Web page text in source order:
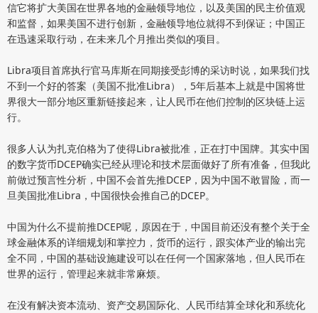
信它将扩大美国在世界各地的金融领导地位，以及美国的民主价值观
和监督，如果美国不进行创新，金融领导地位就得不到保证；中国正
在迅速采取行动，在未来几个月推出类似的项目。
Libra项目首席执行官马库斯在同期接受彭博的采访时说，如果我们找
不到一个好的答案（美国不批准Libra），5年后基本上就是中国将世
界很大一部分地区重新链接起来，让人民币在他们控制的区块链上运
行。
很多人认为扎克伯格为了使得Libra被批准，正在打中国牌。其实中国
的数字货币DCEP确实已经从理论和技术层面做好了所有准备，但我此
前做过预言性分析，中国不会首先推DCEP，因为中国不敢冒险，而一
旦美国批准Libra，中国很快会推自己的DCEP。
中国为什么不提前推DCEP呢，原因在于，中国目前还没有整个关于全
球金融体系的详细规划和掌控力，货币的运行，跟实体产业的输出完
全不同，中国的基础设施建设可以在任何一个国家落地，但人民币在
世界的运行，管理起来就非常麻烦。
在没有解决资本流动、资产交易国际化、人民币结算全球化和系统化